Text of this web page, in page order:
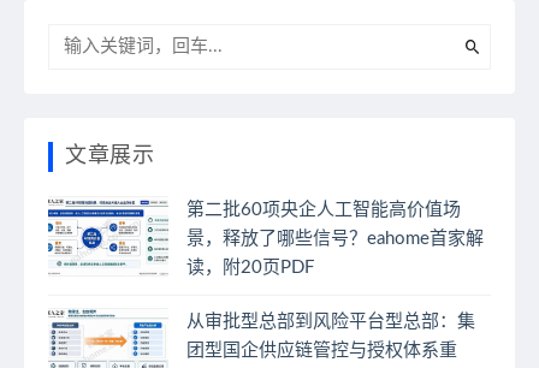
文章展示
第二批60项央企人工智能高价值场
景，释放了哪些信号？eahome首家解
读，附20页PDF
从审批型总部到风险平台型总部：集
团型国企供应链管控与授权体系重